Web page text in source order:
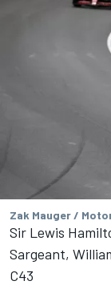
Zak Mauger /
Sir Lewis
Sargeant,
C43